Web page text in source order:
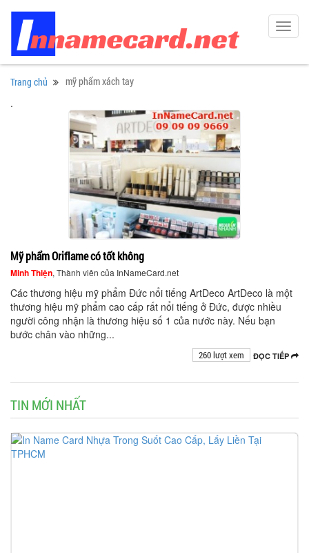
Trang chủ mỹ phẩm xách tay
.
Mỹ phẩm Oriflame có tốt không
Minh Thiện, Thành viên của InNameCard.net
Các thương hiệu mỹ phẩm Đức nổi tiếng ArtDeco ArtDeco là một
thương hiệu mỹ phẩm cao cấp rất nổi tiếng ở Đức, được nhiều
người công nhận là thương hiệu số 1 của nước này. Nếu bạn
bước chân vào những...
ĐỌC TIẾP
260 lượt xem
TIN MỚI NHẤT